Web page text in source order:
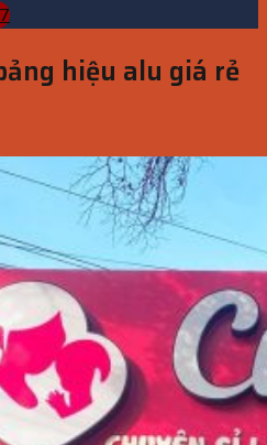
hiệu alu giá rẻ